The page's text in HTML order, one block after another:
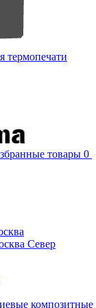
термопечати
товары 0
Север
композитные